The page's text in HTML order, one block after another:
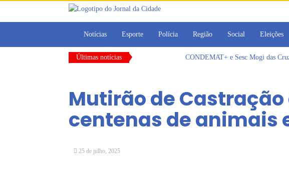
Notícias Esporte Polícia Região Social Eleições
Últimas notícias
CONDEMAT+ e Sesc Mogi das
Arujá promove 2º encontro da
Com estratégias reforçadas de
Vereadores Mirins iniciam jornada
Mutirão de
centenas de animais
25 de julho, 2025